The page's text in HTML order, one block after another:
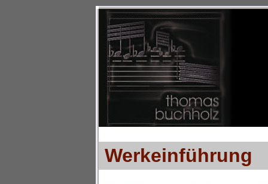
Werkeinführung